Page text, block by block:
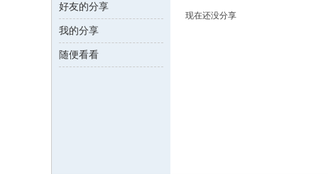
与
当
代
好友的分享
我的分享
随便看看
现在还没分享